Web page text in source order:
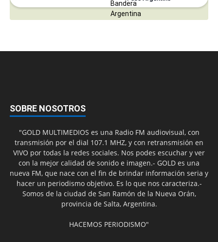
SOBRE NOSOTROS
"GOLD MULTIMEDIOS es una Radio FM audiovisual, con
transmisión por el dial 107.1 MHZ, y con retransmisión en
VIVO por todas la redes sociales. Nos podes escuchar y ver
con la mejor calidad de sonido e imagen.- GOLD es una
nueva FM, que nace con el fin de brindar información seria y
hacer un periodismo objetivo. Es lo que nos caracteriza.-
Somos de la ciudad de San Ramón de la Nueva Orán,
provincia de Salta, Argentina.
HACEMOS PERIODISMO"